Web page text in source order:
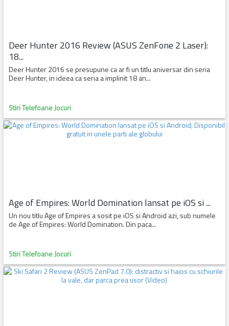
Deer Hunter 2016 Review (ASUS ZenFone 2 Laser):
18...
Deer Hunter 2016 se presupune ca ar fi un titlu aniversar din seria
Deer Hunter, in ideea ca seria a implinit 18 an...
Stiri Telefoane Jocuri
Age of Empires: World Domination lansat pe iOS si ...
Un nou titlu Age of Empires a sosit pe iOS si Android azi, sub numele
de Age of Empires: World Domination. Din paca...
Stiri Telefoane Jocuri